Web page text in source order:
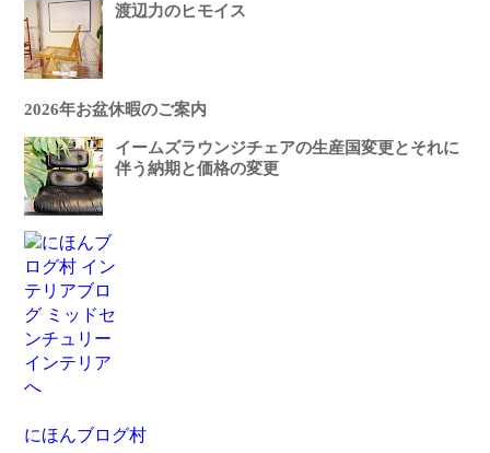
渡辺力のヒモイス
2026年お盆休暇のご案内
イームズラウンジチェアの生産国変更とそれに
伴う納期と価格の変更
にほんブログ村